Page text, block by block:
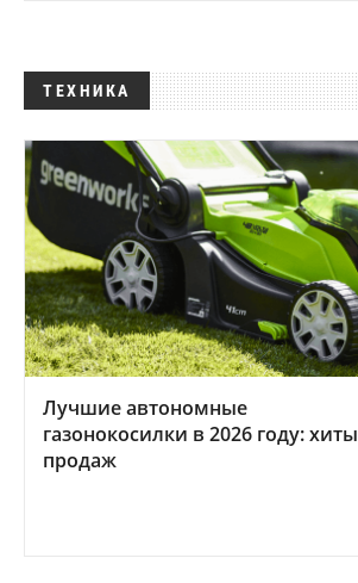
ТЕХНИКА
Лучшие автономные
газонокосилки в 2026 году: хиты
продаж